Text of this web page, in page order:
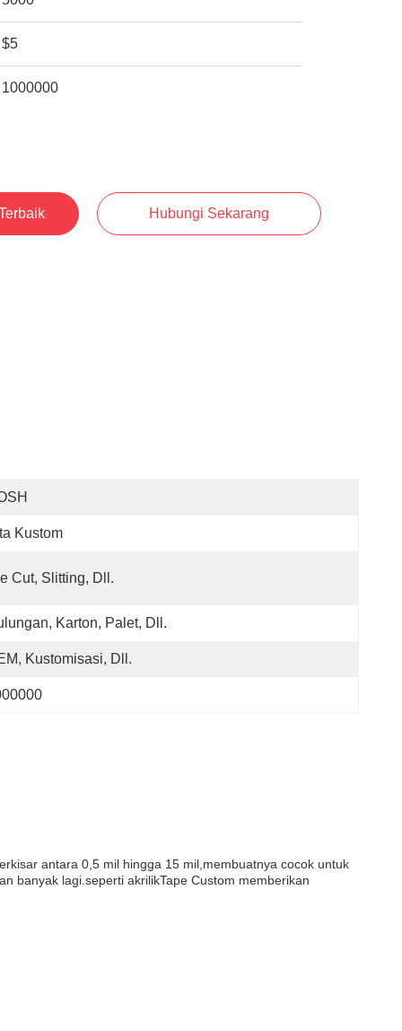
$5
1000000
Hubungi Sekarang
Kustom
Cut, Slitting, Dll.
Karton, Palet, Dll.
Kustomisasi, Dll.
antara 0,5 mil hingga 15 mil,membuatnya cocok untuk
banyak lagi.seperti akrilikTape Custom memberikan